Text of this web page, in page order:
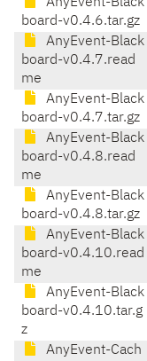
board-v0.4.6.tar.gz
AnyEvent-Black
board-v0.4.7.read
me
AnyEvent-Black
board-v0.4.7.tar.gz
AnyEvent-Black
board-v0.4.8.read
me
AnyEvent-Black
board-v0.4.8.tar.gz
AnyEvent-Black
board-v0.4.10.read
me
AnyEvent-Black
board-v0.4.10.tar.g
z
AnyEvent-Cach